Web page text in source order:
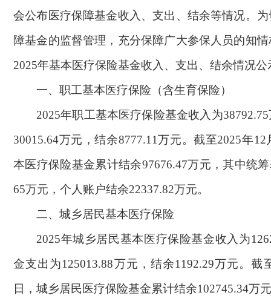
会公布医疗保障基金收入、支出、结余等情况。
障基金的监督管理，充分保障广大参保人员的知
2025年基本医疗保险基金收入、支出、结余情况公
一、职工基本医疗保险（含生育保险）
2025年职工基本医疗保险基金收入为
30015.64万元，结余8777.11万元。截至2025年
本医疗保险基金累计结余97676.47万元，其中统
65万元，个人账户结余22337.82万元。
二、城乡居民基本医疗保险
2025年城乡居民基本医疗保险基金收入为
金支出为125013.88万元，结余1192.29万元。截
日，城乡居民医疗保险基金累计结余102745.34万